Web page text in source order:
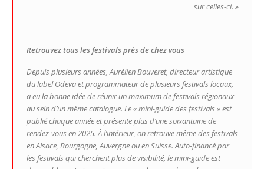
sur celles-ci. »
Retrouvez tous les festivals près de chez vous
Depuis plusieurs années, Aurélien Bouveret, directeur artistique
du label Odeva et programmateur de plusieurs festivals locaux,
a eu la bonne idée de réunir un maximum de festivals régionaux
au sein d’un même catalogue. Le « mini-guide des festivals » est
publié chaque année et présente plus d’une soixantaine de
rendez-vous en 2025. À l’intérieur, on retrouve même des festivals
en Alsace, Bourgogne, Auvergne ou en Suisse. Auto-financé par
les festivals qui cherchent plus de visibilité, le mini-guide est